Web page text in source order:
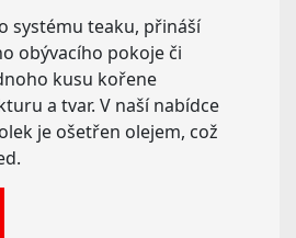
systému teaku, přináší
obývacího pokoje či
kusu kořene
a tvar. V naší nabídce
je ošetřen olejem, což